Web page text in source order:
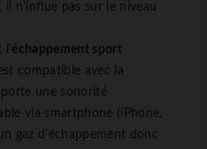
il n'influe pas sur le niveau
l'échappement sport
compatible avec la
une sonorité
via smartphone (iPhone,
gaz d'échappement donc